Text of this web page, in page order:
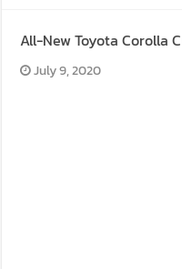
All-New Toyota Corolla
July 9, 2020